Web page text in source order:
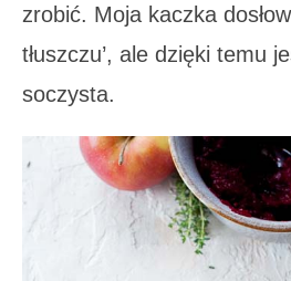
zrobić. Moja kaczka
tłuszczu’, ale dzięki temu
soczysta.